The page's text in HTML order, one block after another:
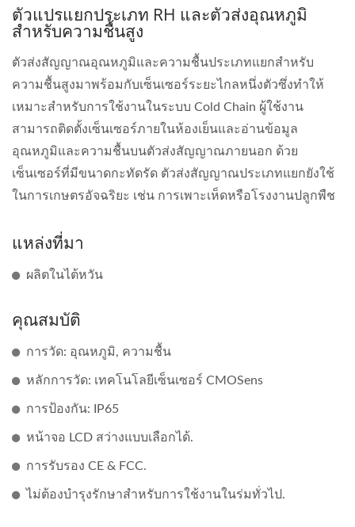
ตัวแปรแยกประเภท RH และตัวส่งอุณหภูมิ
สำหรับความชื้นสูง
ตัวส่งสัญญาณอุณหภูมิและความชื้นประเภทแยกสำหรับ
ความชื้นสูงมาพร้อมกับเซ็นเซอร์ระยะไกลหนึ่งตัวซึ่งทำให้
เหมาะสำหรับการใช้งานในระบบ Cold Chain ผู้ใช้งาน
สามารถติดตั้งเซ็นเซอร์ภายในห้องเย็นและอ่านข้อมูล
อุณหภูมิและความชื้นบนตัวส่งสัญญาณภายนอก ด้วย
เซ็นเซอร์ที่มีขนาดกะทัดรัด ตัวส่งสัญญาณประเภทแยกยังใช้
ในการเกษตรอัจฉริยะ เช่น การเพาะเห็ดหรือโรงงานปลูกพืช
แหล่งที่มา
ผลิตในไต้หวัน
คุณสมบัติ
การวัด: อุณหภูมิ, ความชื้น
หลักการวัด: เทคโนโลยีเซ็นเซอร์ CMOSens
การป้องกัน: IP65
หน้าจอ LCD สว่างแบบเลือกได้.
การรับรอง CE & FCC.
ไม่ต้องบำรุงรักษาสำหรับการใช้งานในร่มทั่วไป.